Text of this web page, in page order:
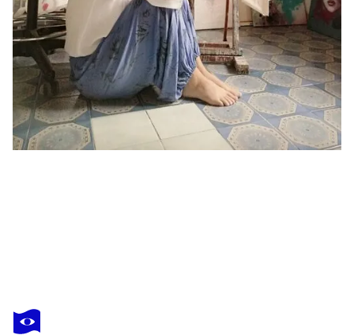
PETRA KAINDEL
KEIN ZURÜCK